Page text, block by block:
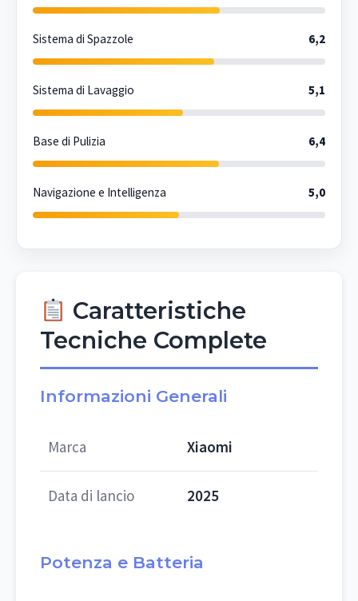
Sistema di Spazzole 6,2
Sistema di Lavaggio 5,1
Base di Pulizia 6,4
Navigazione e Intelligenza 5,0
Caratteristiche
Tecniche Complete
Informazioni Generali
Marca Xiaomi
Data di lancio 2025
Potenza e Batteria